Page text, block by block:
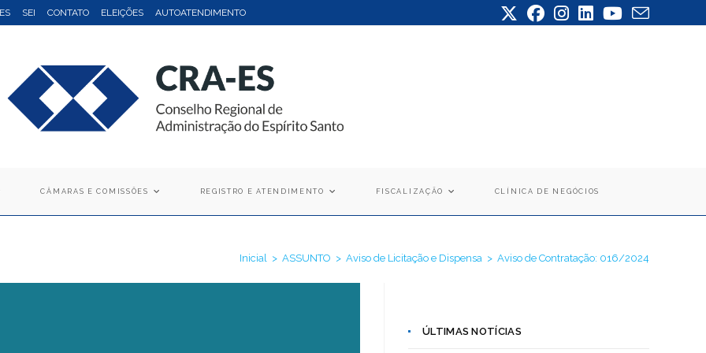
SEI CONTATO ELEIÇÕES AUTOATENDIMENTO
CÂMARAS E COMISSÕES REGISTRO E ATENDIMENTO FISCALIZAÇÃO CLÍNICA DE NEGÓCIOS
Inicial > ASSUNTO > Aviso de Licitação e Dispensa > Aviso de Contratação: 016/2024
ÚLTIMAS NOTÍCIAS